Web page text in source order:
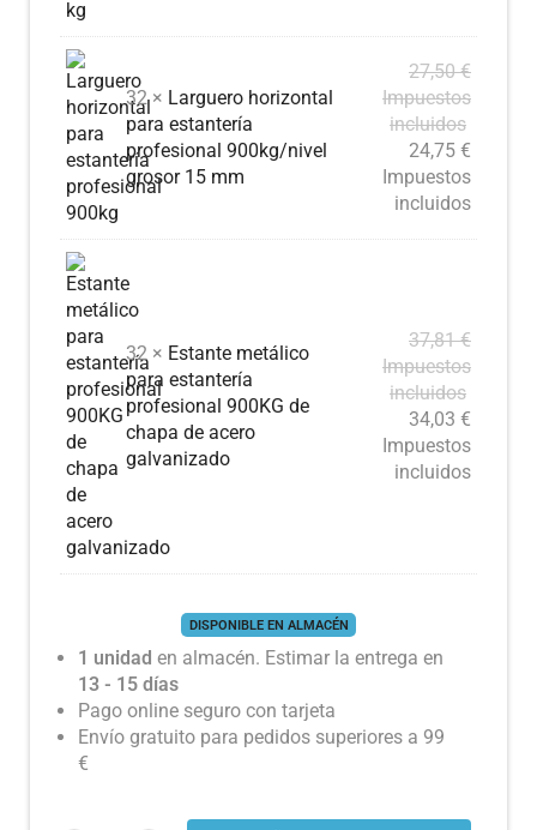
32 × Larguero horizontal
para estantería
profesional 900kg/nivel
grosor 15 mm
27,50€
Impuestos
incluidos
24,75 €
Impuestos
incluidos
32 × Estante metálico
para estantería
profesional 900KG de
chapa de acero
galvanizado
37,81€
Impuestos
incluidos
34,03 €
Impuestos
incluidos
DISPONIBLE EN ALMACÉN
1 unidad en almacén. Estimar la entrega en
13 - 15 días
Pago online seguro con tarjeta
Envío gratuito para pedidos superiores a 99
€